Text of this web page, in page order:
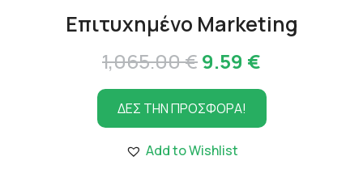
Επιτυχημένο Marketing
1,065.00€Original
price
was:
1,065.00 €.
9.59 €
τρέχουσα
τιμή
ΔΕΣ ΤΗΝ ΠΡΟΣΦΟΡΑ!
Add to Wishlist